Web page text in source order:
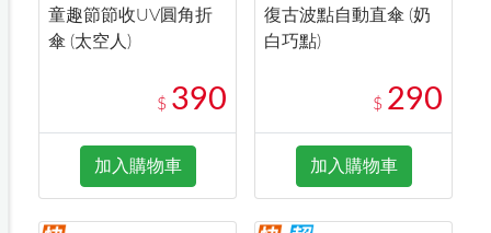
童趣節節收UV圓角折
傘 (太空人)
$ 390
加入購物車
復古波點自動直傘 (奶
白巧點)
$ 290
加入購物車